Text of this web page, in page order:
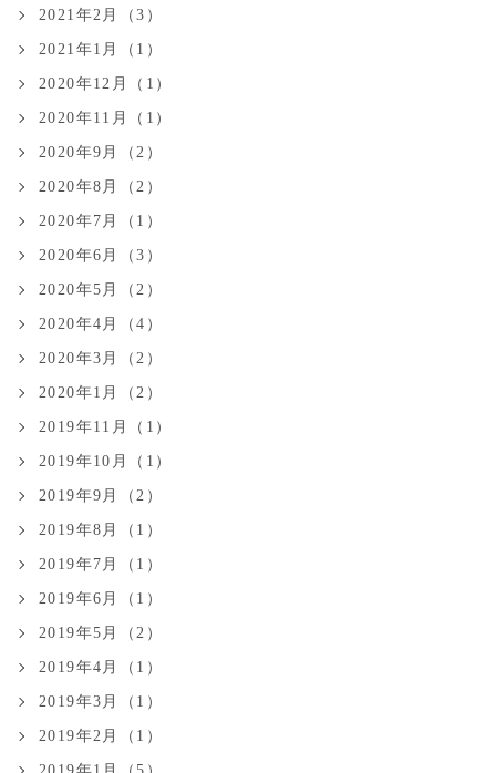
2021年2月（3）
2021年1月（1）
2020年12月（1）
2020年11月（1）
2020年9月（2）
2020年8月（2）
2020年7月（1）
2020年6月（3）
2020年5月（2）
2020年4月（4）
2020年3月（2）
2020年1月（2）
2019年11月（1）
2019年10月（1）
2019年9月（2）
2019年8月（1）
2019年7月（1）
2019年6月（1）
2019年5月（2）
2019年4月（1）
2019年3月（1）
2019年2月（1）